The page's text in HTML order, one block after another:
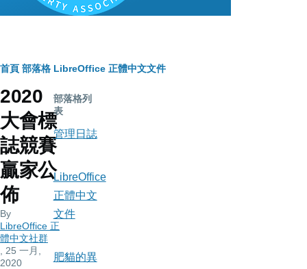
導
航
連
結
首頁 部落格 LibreOffice 正體中文文件
2020
大會標
誌競賽
贏家公
佈
By
LibreOffice 正
體中文社群
, 25 一月,
2020
部落格列
表
管理日誌
LibreOffice
正體中文
文件
肥貓的異